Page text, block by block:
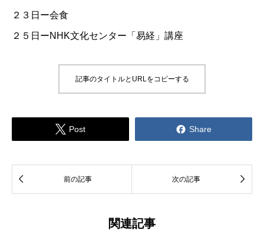
２３日ー会食
２５日ーNHK文化センター「易経」講座
記事のタイトルとURLをコピーする
 Post  Share
 前の記事 次の記事 
関連記事